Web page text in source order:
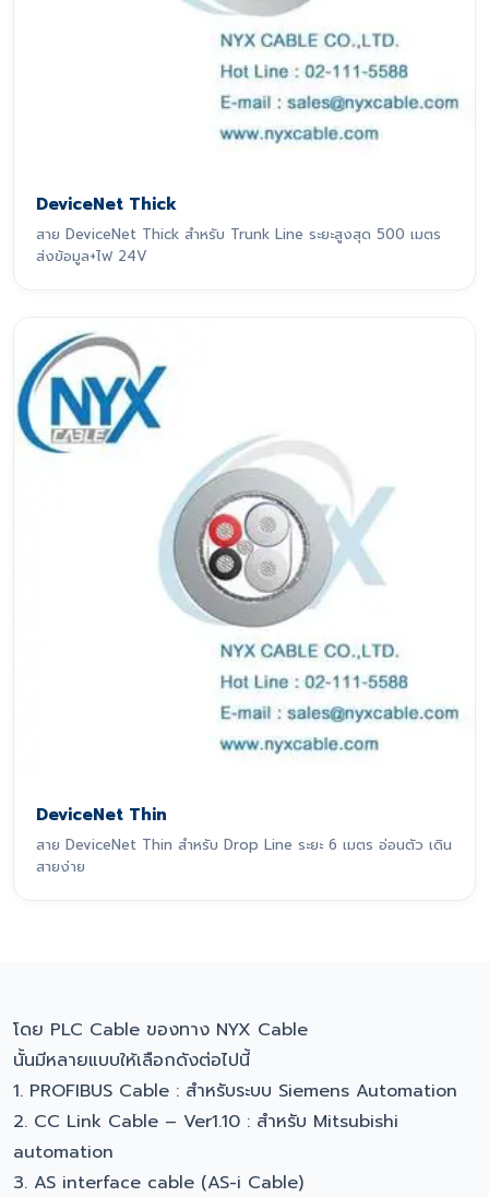
DeviceNet Thick
สาย DeviceNet Thick สำหรับ Trunk Line ระยะสูงสุด 500 เมตร
ส่งข้อมูล+ไฟ 24V
DeviceNet Thin
สาย DeviceNet Thin สำหรับ Drop Line ระยะ 6 เมตร อ่อนตัว เดิน
สายง่าย
โดย PLC Cable ของทาง NYX Cable
นั้นมีหลายแบบให้เลือกดังต่อไปนี้
1. PROFIBUS Cable : สำหรับระบบ Siemens Automation
2. CC Link Cable – Ver1.10 : สำหรับ Mitsubishi
automation
3. AS interface cable (AS-i Cable)